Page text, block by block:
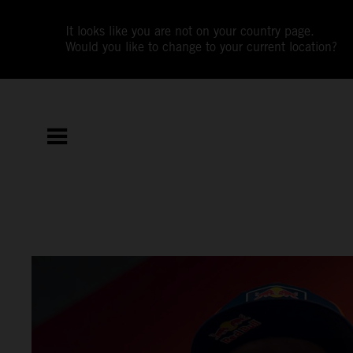
It looks like you are not on your country page.
Would you like to change to your current location?